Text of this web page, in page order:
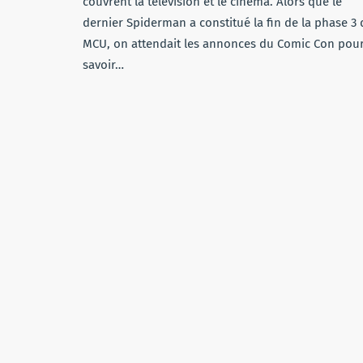
dernier Spiderman a constitué la fin de la phase 3
MCU, on attendait les annonces du Comic Con
savoir…